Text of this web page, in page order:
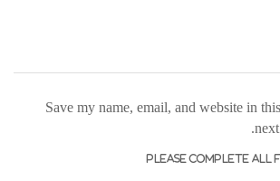
Save my name, email, and website in